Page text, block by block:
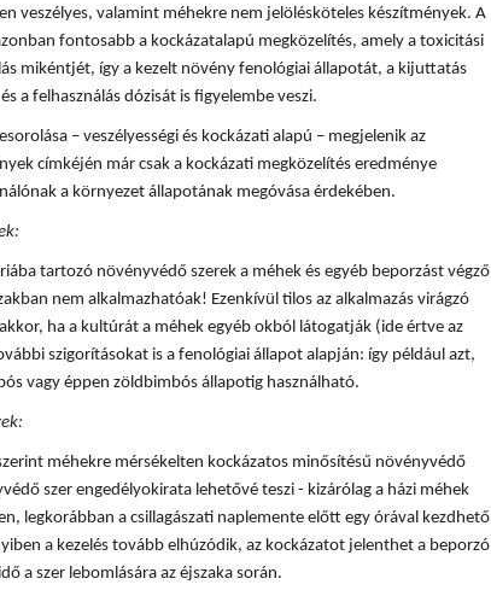
veszélyes, valamint méhekre nem jelölésköteles készítmények. A
fontosabb a kockázatalapú megközelítés, amely a toxicitási
mikéntjét, így a kezelt növény fenológiai állapotát, a kijuttatás
a felhasználás dózisát is figyelembe veszi.
– veszélyességi és kockázati alapú – megjelenik az
címkéjén már csak a kockázati megközelítés eredménye
a környezet állapotának megóvása érdekében.
tartozó növényvédő szerek a méhek és egyéb beporzást végző
nem alkalmazhatóak! Ezenkívül tilos az alkalmazás virágzó
ha a kultúrát a méhek egyéb okból látogatják (ide értve az
szigorításokat is a fenológiai állapot alapján: így például azt,
vagy éppen zöldbimbós állapotig használható.
méhekre mérsékelten kockázatos minősítésű növényvédő
szer engedélyokirata lehetővé teszi - kizárólag a házi méhek
legkorábban a csillagászati naplemente előtt egy órával kezdhető
a kezelés tovább elhúzódik, az kockázatot jelenthet a beporzó
a szer lebomlására az éjszaka során.